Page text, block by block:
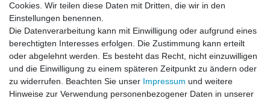
Impressum Daten­schutz­erklärung AGB
Barrierefreiheitserklärung Widerrufs­recht
Cookies. Wir teilen diese Daten mit Dritten, die wir in den
Einstellungen benennen.
Die Datenverarbeitung kann mit Einwilligung oder aufgrund eines
berechtigten Interesses erfolgen. Die Zustimmung kann erteilt
oder abgelehnt werden. Es besteht das Recht, nicht einzuwilligen
und die Einwilligung zu einem späteren Zeitpunkt zu ändern oder
zu widerrufen. Beachten Sie unser Impressum und weitere
Hinweise zur Verwendung personenbezogener Daten in unserer